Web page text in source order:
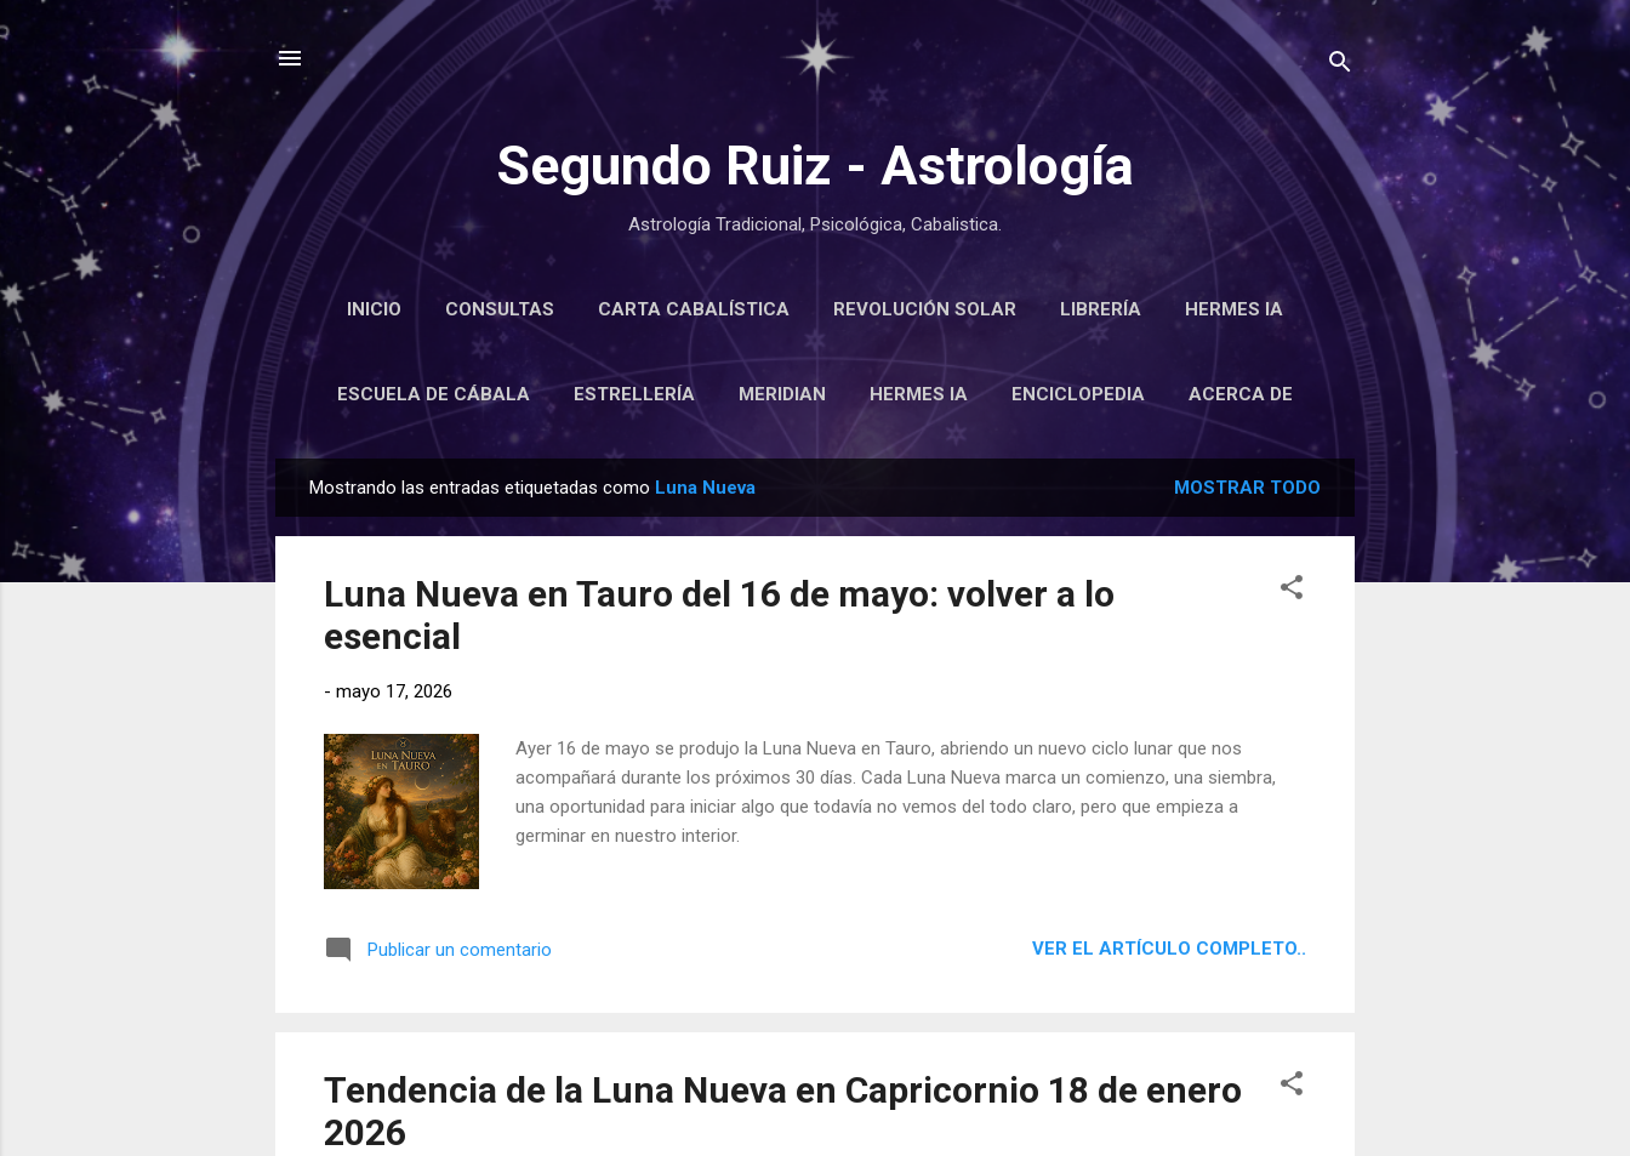
Ir al contenido principal
Segundo Ruiz - Astrología
Astrología Tradicional, Psicológica, Cabalistica.
INICIO CONSULTAS CARTA CABALÍSTICA REVOLUCIÓN SOLAR LIBRERÍA HERMES IA
ENCICLOPEDIA ESTRELLERÍA MERIDIAN MÁS…
ESCUELA DE CÁBALA
ESTRELLERÍA MERIDIAN HERMES IA ENCICLOPEDIA ACERCA DE
n
Mostrando las entradas etiquetadas como Luna Nueva MOSTRAR TODO
Luna Nueva en Tauro del 16 de mayo: volver a lo
esencial
- mayo 17, 2026
Ayer 16 de mayo se produjo la Luna Nueva en Tauro, abriendo un nuevo ciclo lunar que nos
acompañará durante los próximos 30 días. Cada Luna Nueva marca un comienzo, una siembra,
una oportunidad para iniciar algo que todavía no vemos del todo claro, pero que empieza a
germinar en nuestro interior.
Publicar un comentario VER EL ARTÍCULO COMPLETO..
Tendencia de la Luna Nueva en Capricornio 18 de enero
2026